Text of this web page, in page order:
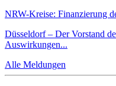
NRW-Kreise: Finanzierung
Düsseldorf – Der Vorstand
Auswirkungen...
Alle Meldungen